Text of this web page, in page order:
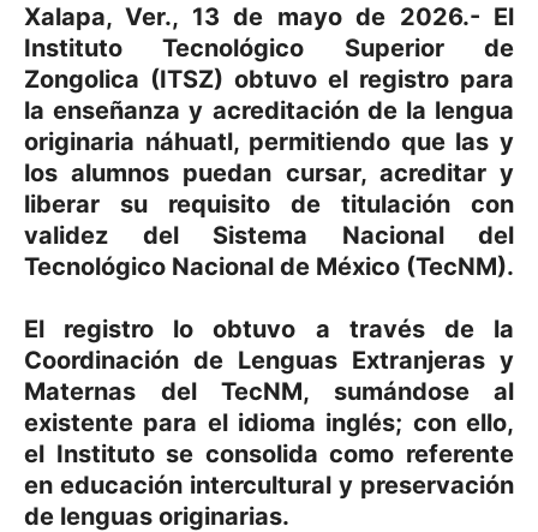
Xalapa, Ver., 13 de mayo de 2026.- El
Instituto Tecnológico Superior de
Zongolica (ITSZ) obtuvo el registro para
la enseñanza y acreditación de la lengua
originaria náhuatl, permitiendo que las y
los alumnos puedan cursar, acreditar y
liberar su requisito de titulación con
validez del Sistema Nacional del
Tecnológico Nacional de México (TecNM).
El registro lo obtuvo a través de la
Coordinación de Lenguas Extranjeras y
Maternas del TecNM, sumándose al
existente para el idioma inglés; con ello,
el Instituto se consolida como referente
en educación intercultural y preservación
de lenguas originarias.